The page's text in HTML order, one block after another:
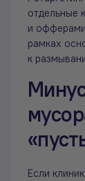
отдельные
и
рамках
к
Если